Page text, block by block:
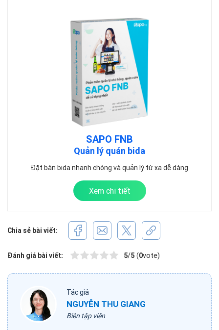
SAPO FNB
Quản lý quán bida
Đặt bàn bida nhanh chóng và quản lý từ xa dễ dàng
Xem chi tiết
Chia sẻ bài viết:
Đánh giá bài viết: 5/5 (0vote)
Tác giả
NGUYỄN THU GIANG
Biên tập viên